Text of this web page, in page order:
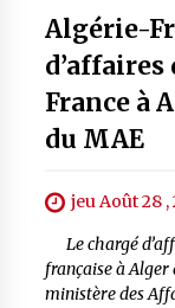
Algérie-
d’affaires
France à
du MAE
jeu Août 28 ,
Le chargé
française à Alger
ministère des